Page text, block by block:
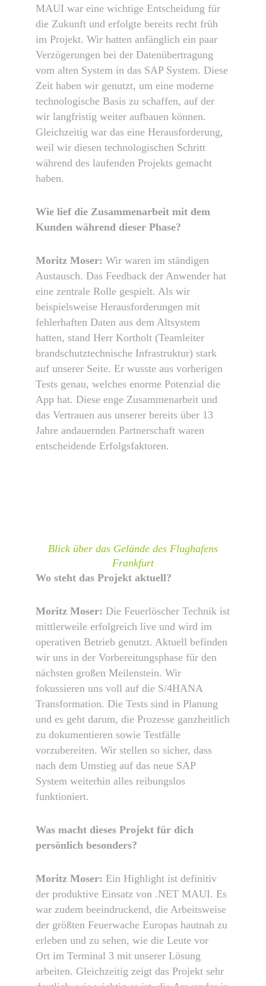
MAUI war eine wichtige Entscheidung für
die Zukunft und erfolgte bereits recht früh
im Projekt. Wir hatten anfänglich ein paar
Verzögerungen bei der Datenübertragung
vom alten System in das SAP System. Diese
Zeit haben wir genutzt, um eine moderne
technologische Basis zu schaffen, auf der
wir langfristig weiter aufbauen können.
Gleichzeitig war das eine Herausforderung,
weil wir diesen technologischen Schritt
während des laufenden Projekts gemacht
haben.
Wie lief die Zusammenarbeit mit dem
Kunden während dieser Phase?
Moritz Moser: Wir waren im ständigen
Austausch. Das Feedback der Anwender hat
eine zentrale Rolle gespielt. Als wir
beispielsweise Herausforderungen mit
fehlerhaften Daten aus dem Altsystem
hatten, stand Herr Kortholt (Teamleiter
brandschutztechnische Infrastruktur) stark
auf unserer Seite. Er wusste aus vorherigen
Tests genau, welches enorme Potenzial die
App hat. Diese enge Zusammenarbeit und
das Vertrauen aus unserer bereits über 13
Jahre andauernden Partnerschaft waren
entscheidende Erfolgsfaktoren.
Blick über das Gelände des Flughafens
Frankfurt
Wo steht das Projekt aktuell?
Moritz Moser: Die Feuerlöscher Technik ist
mittlerweile erfolgreich live und wird im
operativen Betrieb genutzt. Aktuell befinden
wir uns in der Vorbereitungsphase für den
nächsten großen Meilenstein. Wir
fokussieren uns voll auf die S/4HANA
Transformation. Die Tests sind in Planung
und es geht darum, die Prozesse ganzheitlich
zu dokumentieren sowie Testfälle
vorzubereiten. Wir stellen so sicher, dass
nach dem Umstieg auf das neue SAP
System weiterhin alles reibungslos
funktioniert.
Was macht dieses Projekt für dich
persönlich besonders?
Moritz Moser: Ein Highlight ist definitiv
der produktive Einsatz von .NET MAUI. Es
war zudem beeindruckend, die Arbeitsweise
der größten Feuerwache Europas hautnah zu
erleben und zu sehen, wie die Leute vor
Ort im Terminal 3 mit unserer Lösung
arbeiten. Gleichzeitig zeigt das Projekt sehr